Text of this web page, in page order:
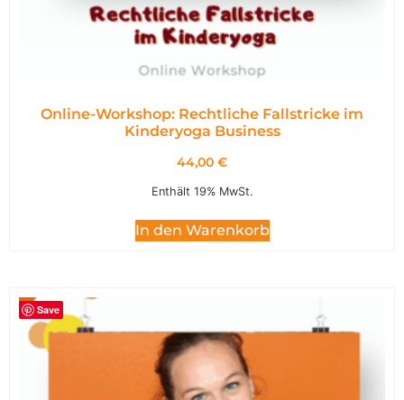
Online-Workshop: Rechtliche Fallstricke im
Kinderyoga Business
44,00 €
Enthält 19% MwSt.
In den Warenkorb
Save